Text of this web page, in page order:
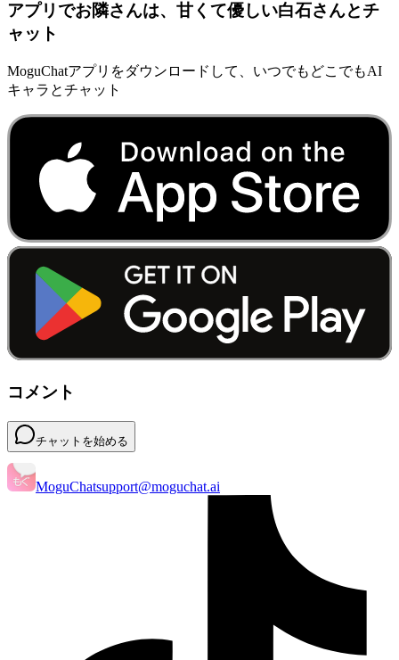
アプリでお隣さんは、甘くて優しい白石さんとチ
ャット
MoguChatアプリをダウンロードして、いつでもどこでもAI
キャラとチャット
コメント
チャットを始める
MoguChatsupport@moguchat.ai